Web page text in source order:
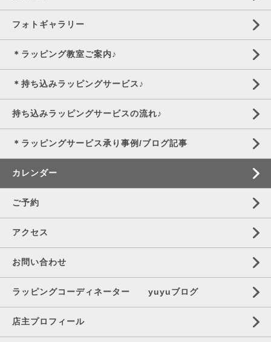
フォトギャラリー
＊ラッピング教室ご案内♪
＊持ち込みラッピングサービス♪
持ち込みラッピングサービスの流れ♪
＊ラッピングサービス承り事例/ブログ記事
カレンダー
ご予約
アクセス
お問い合わせ
ラッピングコーディネーター yuyuブログ
店主プロフィール